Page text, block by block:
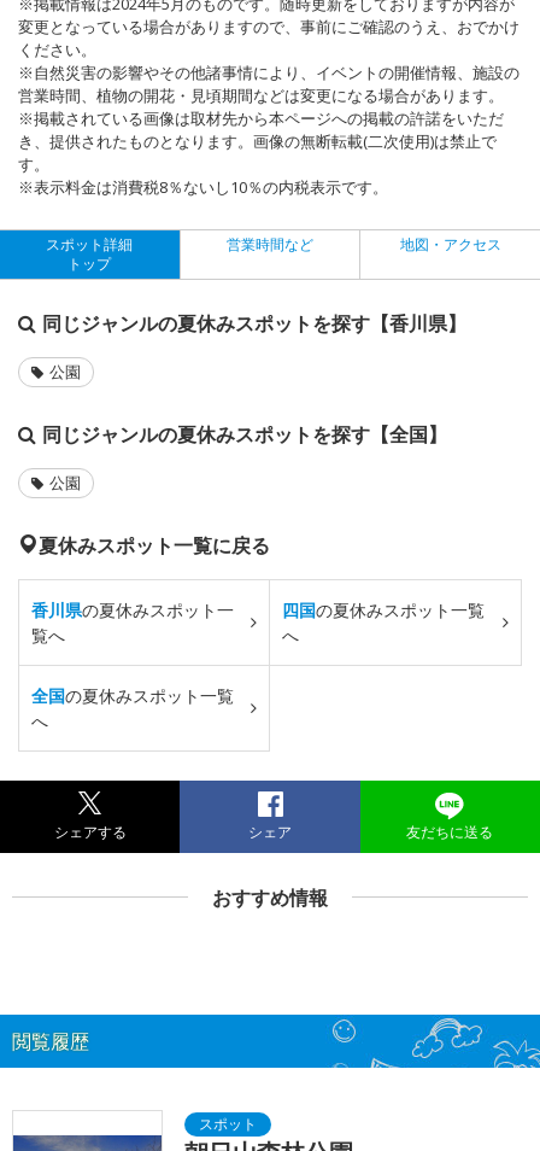
変更となっている場合がありますので、事前にご確認のうえ、おでかけ
ください。
※自然災害の影響やその他諸事情により、イベントの開催情報、施設の
営業時間、植物の開花・見頃期間などは変更になる場合があります。
※掲載されている画像は取材先から本ページへの掲載の許諾をいただ
き、提供されたものとなります。画像の無断転載(二次使用)は禁止で
す。
※表示料金は消費税8％ないし10％の内税表示です。
スポット詳細
トップ
営業時間など 地図・アクセス
同じジャンルの夏休みスポットを探す【香川県】
公園
同じジャンルの夏休みスポットを探す【全国】
公園
夏休みスポット一覧に戻る
香川県の夏休みスポット一
覧へ
四国の夏休みスポット一覧
へ
全国の夏休みスポット一覧
へ
シェアする シェア 友だちに送る
おすすめ情報
閲覧履歴